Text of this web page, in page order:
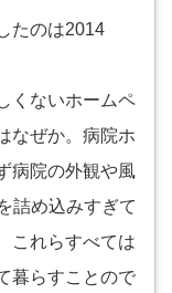
たのは2014
くないホームペ
なぜか。病院ホ
病院の外観や風
詰め込みすぎて
これらすべては
暮らすことので